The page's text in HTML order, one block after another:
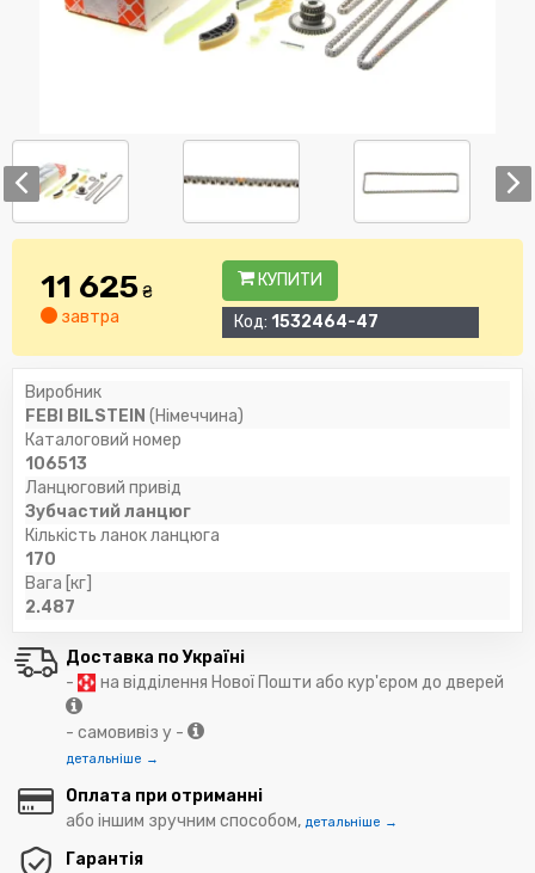
11 625₴
завтра
КУПИТИ
Код: 1532464-47
Виробник
FEBI BILSTEIN (Німеччина)
Каталоговий номер
106513
Ланцюговий привід
Зубчастий ланцюг
Кількість ланок ланцюга
170
Вага [кг]
2.487
Доставка по Україні
-
на відділення Нової Пошти або кур'єром до дверей
- самовивіз у -
детальніше →
Оплата при отриманні
або іншим зручним способом, детальніше →
Гарантія